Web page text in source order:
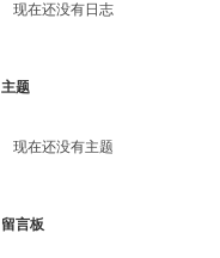
现在还没有日志
主题
现在还没有主题
留言板